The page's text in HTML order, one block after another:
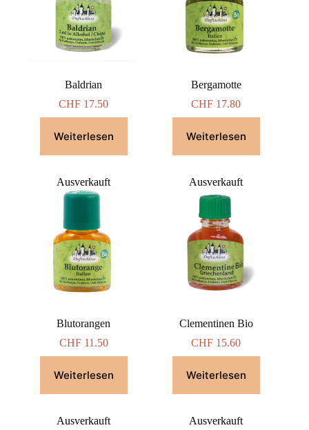
Baldrian
CHF 17.50
Weiterlesen
Bergamotte
CHF 17.80
Weiterlesen
Ausverkauft
Blutorangen
CHF11.50
Weiterlesen
Ausverkauft
Clementinen Bio
CHF 15.60
Weiterlesen
Ausverkauft Ausverkauft